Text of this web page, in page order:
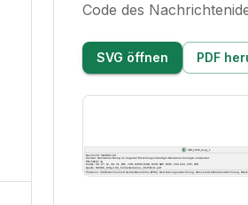
Code des
SVG öffnen PDF